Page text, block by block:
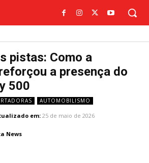
pistas: Como a
a presença do
500
AUTOMOBILISMO
em: 25 de maio de 2026
News